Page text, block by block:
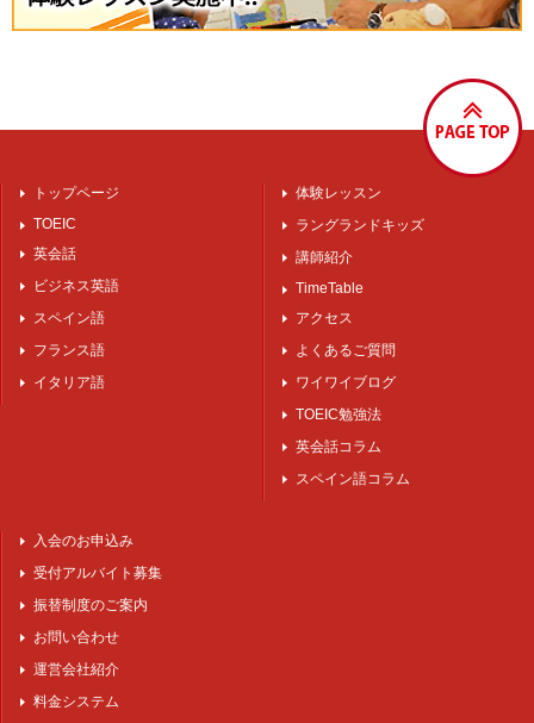
トップページ
TOEIC
英会話
ビジネス英語
スペイン語
フランス語
イタリア語
体験レッスン
ラングランドキッズ
講師紹介
TimeTable
アクセス
よくあるご質問
ワイワイブログ
TOEIC勉強法
英会話コラム
スペイン語コラム
入会のお申込み
受付アルバイト募集
振替制度のご案内
お問い合わせ
運営会社紹介
料金システム